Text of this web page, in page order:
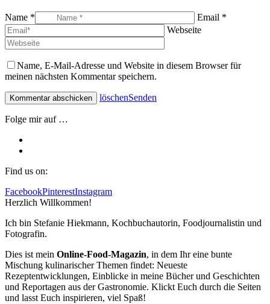
Name *
Email *
Webseite
Name, E-Mail-Adresse und Website in diesem Browser für
meinen nächsten Kommentar speichern.
löschenSenden
Folge mir auf …
Find us on:
FacebookPinterestInstagram
Herzlich Willkommen!
Ich bin Stefanie Hiekmann, Kochbuchautorin, Foodjournalistin und
Fotografin.
Dies ist mein Online-Food-Magazin, in dem Ihr eine bunte
Mischung kulinarischer Themen findet: Neueste
Rezeptentwicklungen, Einblicke in meine Bücher und Geschichten
und Reportagen aus der Gastronomie. Klickt Euch durch die Seiten
und lasst Euch inspirieren, viel Spaß!